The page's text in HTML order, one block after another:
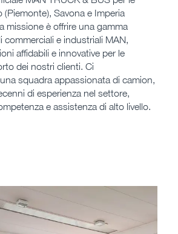
(Piemonte), Savona e Imperia
missione è offrire una gamma
commerciali e industriali MAN,
affidabili e innovative per le
dei nostri clienti. Ci
squadra appassionata di camion,
di esperienza nel settore,
e assistenza di alto livello.